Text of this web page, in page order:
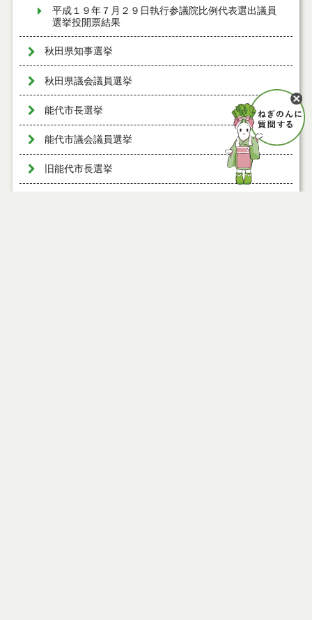
平成１９年７月２９日執行参議院比例代表選出議員
選挙投開票結果
秋田県知事選挙
秋田県議会議員選挙
能代市長選挙
能代市議会議員選挙
旧能代市長選挙